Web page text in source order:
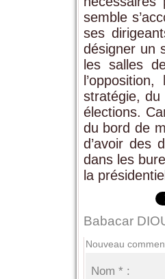
semble
ses
désigner un
les salles
stratégie,
élections.
du bord de
d’avoir des
dans les
la
Babacar
Nouveau
Nom * :